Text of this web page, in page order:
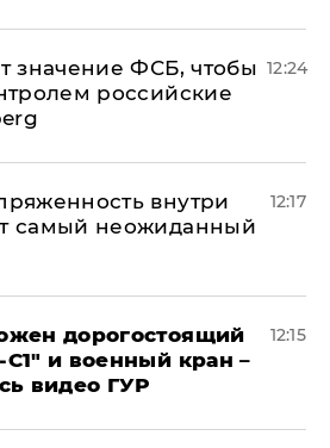
значение ФСБ, чтобы
российские
12:24
внутри
самый неожиданный
12:17
дорогостоящий
и военный кран –
видео ГУР
12:15